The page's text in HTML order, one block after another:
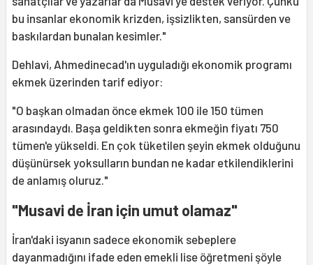
bu insanlar ekonomik krizden, işsizlikten, sansürden ve
baskılardan bunalan kesimler."
Dehlavi, Ahmedinecad'ın uyguladığı ekonomik programı
ekmek üzerinden tarif ediyor:
"O başkan olmadan önce ekmek 100 ile 150 tümen
arasındaydı. Başa geldikten sonra ekmeğin fiyatı 750
tümen'e yükseldi. En çok tüketilen şeyin ekmek olduğunu
düşünürsek yoksulların bundan ne kadar etkilendiklerini
de anlamış oluruz."
"Musavi de İran için umut olamaz"
İran'daki isyanın sadece ekonomik sebeplere
dayanmadığını ifade eden emekli lise öğretmeni şöyle